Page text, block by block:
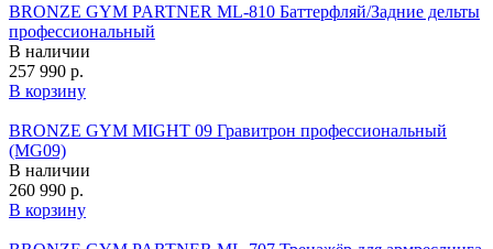
BRONZE GYM PARTNER ML-810 Баттерфляй/Задние дельты
профессиональный
В наличии
257 990 р.
В корзину
BRONZE GYM MIGHT 09 Гравитрон профессиональный
(MG09)
В наличии
260 990 р.
В корзину